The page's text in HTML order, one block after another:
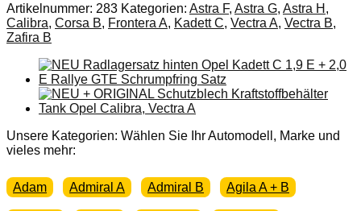
Artikelnummer: 283 Kategorien: Astra F, Astra G, Astra H ,
Calibra, Corsa B, Frontera A, Kadett C, Vectra A, Vectra B,
Zafira B
Unsere Kategorien: Wählen Sie Ihr Automodell, Marke und
vieles mehr:
Adam Admiral A Admiral B Agila A + B